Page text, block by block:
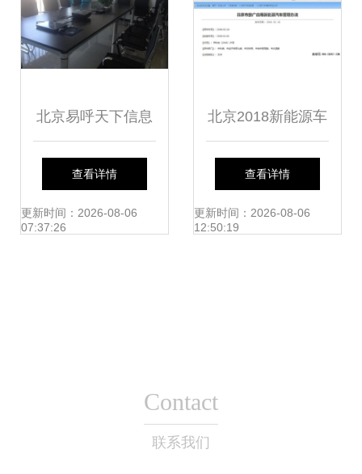
北京易呼天下信息
技术 引领企业信息
技术咨询服务新标
查看详情
更新时间：2026-08-06
07:37:26
北京2018新能源车
政策调整 地方目录
或成历史，信息技
查看详情
更新时间：2026-08-06
12:50:19
Contact
联系我们